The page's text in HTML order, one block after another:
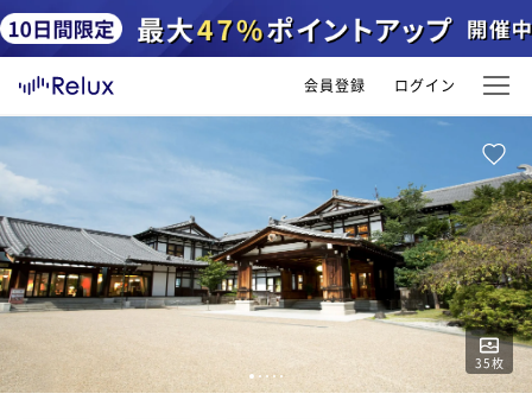
会員登録 ログイン
35枚
1 2 3 45